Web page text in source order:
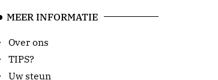
MEER INFORMATIE
Over ons
TIPS?
Uw steun